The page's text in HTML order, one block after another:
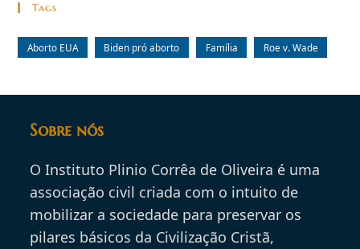
Tags
Aborto EUA Biden pró aborto Família Roe v. Wade
Sobre nós
O Instituto Plinio Corrêa de Oliveira é uma
associação civil criada com o intuito de
mobilizar a sociedade para preservar os
pilares básicos da Civilização Cristã,